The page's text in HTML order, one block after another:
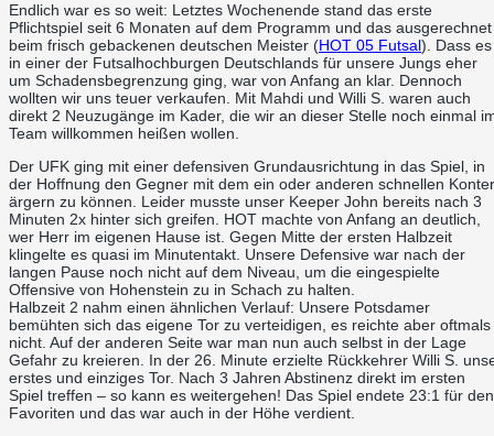
Endlich war es so weit: Letztes Wochenende stand das erste
Pflichtspiel seit 6 Monaten auf dem Programm und das ausgerechnet
beim frisch gebackenen deutschen Meister (HOT 05 Futsal). Dass es
in einer der Futsalhochburgen Deutschlands für unsere Jungs eher
um Schadensbegrenzung ging, war von Anfang an klar. Dennoch
wollten wir uns teuer verkaufen. Mit Mahdi und Willi S. waren auch
direkt 2 Neuzugänge im Kader, die wir an dieser Stelle noch einmal
Team willkommen heißen wollen.
Der UFK ging mit einer defensiven Grundausrichtung in das Spiel, in
der Hoffnung den Gegner mit dem ein oder anderen schnellen Konter
ärgern zu können. Leider musste unser Keeper John bereits nach 3
Minuten 2x hinter sich greifen. HOT machte von Anfang an deutlich,
wer Herr im eigenen Hause ist. Gegen Mitte der ersten Halbzeit
klingelte es quasi im Minutentakt. Unsere Defensive war nach der
langen Pause noch nicht auf dem Niveau, um die eingespielte
Offensive von Hohenstein zu in Schach zu halten.
Halbzeit 2 nahm einen ähnlichen Verlauf: Unsere Potsdamer
bemühten sich das eigene Tor zu verteidigen, es reichte aber oftmals
nicht. Auf der anderen Seite war man nun auch selbst in der Lage
Gefahr zu kreieren. In der 26. Minute erzielte Rückkehrer Willi S.
erstes und einziges Tor. Nach 3 Jahren Abstinenz direkt im ersten
Spiel treffen – so kann es weitergehen! Das Spiel endete 23:1 für den
Favoriten und das war auch in der Höhe verdient.